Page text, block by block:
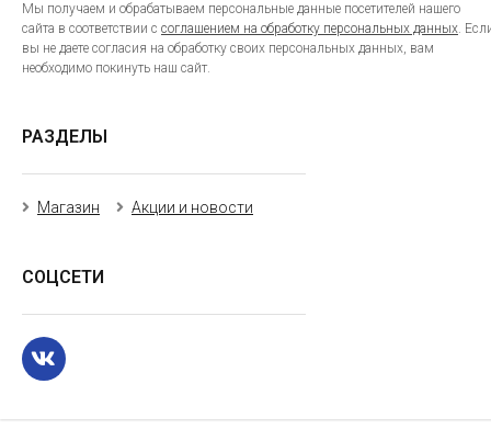
Мы получаем и обрабатываем персональные данные посетителей нашего
сайта в соответствии с соглашением на обработку персональных данных.
вы не даете согласия на обработку своих персональных данных, вам
необходимо покинуть наш сайт.
РАЗДЕЛЫ
Магазин Акции и новости
СОЦСЕТИ